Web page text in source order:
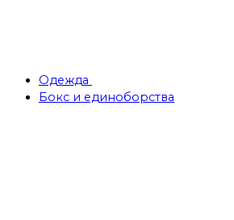
Одежда
Бокс и единоборства